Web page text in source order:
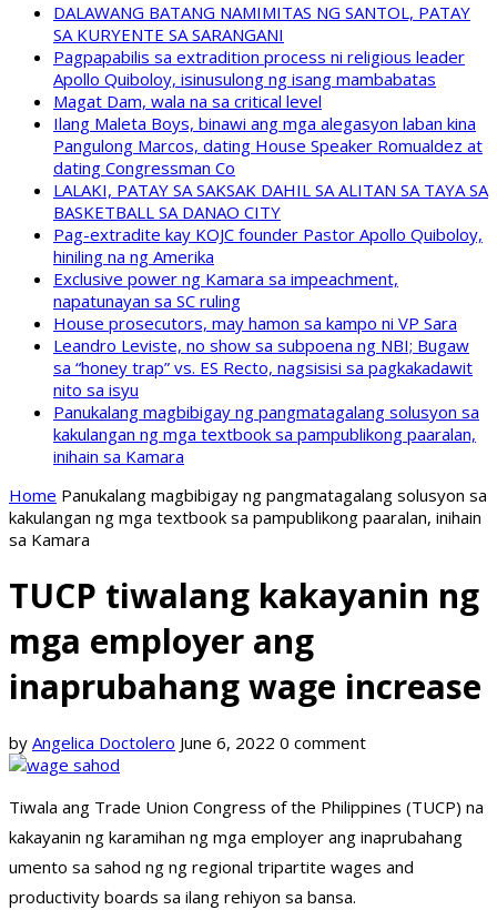
DALAWANG BATANG NAMIMITAS NG SANTOL, PATAY
SA KURYENTE SA SARANGANI
Pagpapabilis sa extradition process ni religious leader
Apollo Quiboloy, isinusulong ng isang mambabatas
Magat Dam, wala na sa critical level
Ilang Maleta Boys, binawi ang mga alegasyon laban kina
Pangulong Marcos, dating House Speaker Romualdez at
dating Congressman Co
LALAKI, PATAY SA SAKSAK DAHIL SA ALITAN SA TAYA SA
BASKETBALL SA DANAO CITY
Pag-extradite kay KOJC founder Pastor Apollo Quiboloy,
hiniling na ng Amerika
Exclusive power ng Kamara sa impeachment,
napatunayan sa SC ruling
House prosecutors, may hamon sa kampo ni VP Sara
Leandro Leviste, no show sa subpoena ng NBI; Bugaw
sa “honey trap” vs. ES Recto, nagsisisi sa pagkakadawit
nito sa isyu
Panukalang magbibigay ng pangmatagalang solusyon sa
kakulangan ng mga textbook sa pampublikong paaralan,
inihain sa Kamara
Home Panukalang magbibigay ng pangmatagalang solusyon sa
kakulangan ng mga textbook sa pampublikong paaralan, inihain
sa Kamara
TUCP tiwalang kakayanin ng
mga employer ang
inaprubahang wage increase
by Angelica Doctolero June 6, 2022 0 comment
Tiwala ang Trade Union Congress of the Philippines (TUCP) na
kakayanin ng karamihan ng mga employer ang inaprubahang
umento sa sahod ng ng regional tripartite wages and
productivity boards sa ilang rehiyon sa bansa.